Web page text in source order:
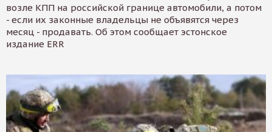
возле КПП на российской границе автомобили, а потом
- если их законные владельцы не объявятся через
месяц - продавать. Об этом сообщает эстонское
издание ERR